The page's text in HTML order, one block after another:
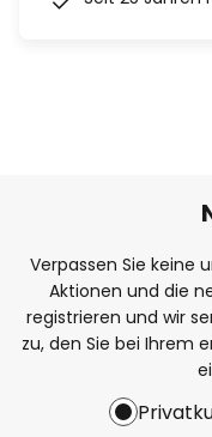
Verpassen Sie keine
Aktionen und die
registrieren und wir
zu, den Sie bei Ihrem